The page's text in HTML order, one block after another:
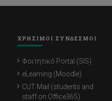
ΧΡΗΣΙΜΟΙ ΣΥΝΔΕΣΜΟΙ
Φοιτητικό Portal (SIS)
eLearning (Moodle)
CUT Mail (students and
staff on Office365)